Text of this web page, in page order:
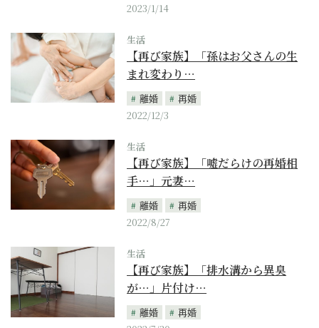
2023/1/14
生活
【再び家族】「孫はお父さんの生
まれ変わり…
離婚
再婚
2022/12/3
生活
【再び家族】「嘘だらけの再婚相
手…」元妻…
離婚
再婚
2022/8/27
生活
【再び家族】「排水溝から異臭
が…」片付け…
離婚
再婚